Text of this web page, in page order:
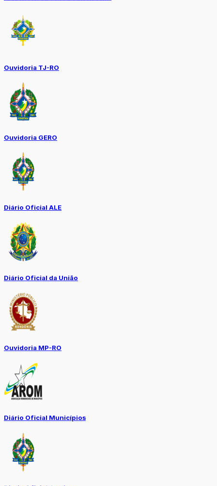
Ouvidoria TJ-RO
Ouvidoria GERO
Diário Oficial ALE
Diário Oficial da União
Ouvidoria MP-RO
Diário Oficial Municípios